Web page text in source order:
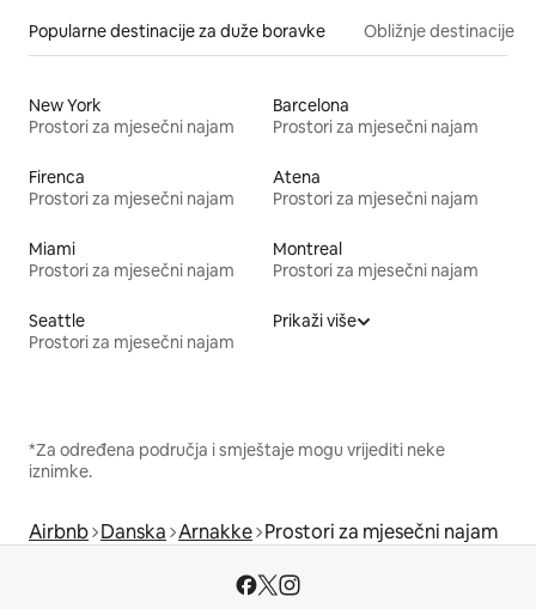
Popularne destinacije za duže boravke Obližnje destinacije
New York
Prostori za mjesečni najam
Barcelona
Prostori za mjesečni najam
Firenca
Prostori za mjesečni najam
Atena
Prostori za mjesečni najam
Miami
Prostori za mjesečni najam
Montreal
Prostori za mjesečni najam
Seattle
Prostori za mjesečni najam
Prikaži više
*Za određena područja i smještaje mogu vrijediti neke
iznimke.
Airbnb Danska Arnakke Prostori za mjesečni najam